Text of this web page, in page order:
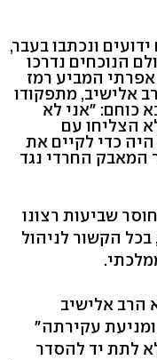
ונכתבו בעבר,
הנוכחים נדרכו
המביע רמז
אלישיב, מתפקודו
כוחם: "אני לא
הצליחו עם
כדי לקיים את
המאבק החרדי נגד
שביעות רצונו
הקשור לניהול
הרב אלישיב
עקירתה"
לתת יד להסדר